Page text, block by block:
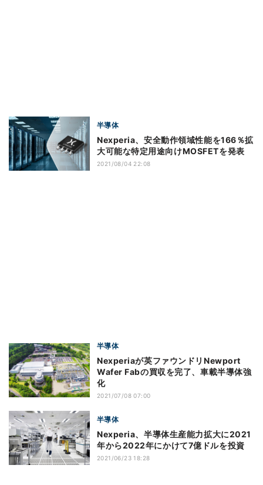
半導体
Nexperia、安全動作領域性能を166％拡
大可能な特定用途向けMOSFETを発表
2021/08/04 22:08
半導体
Nexperiaが英ファウンドリNewport
Wafer Fabの買収を完了、車載半導体強
化
2021/07/08 07:00
半導体
Nexperia、半導体生産能力拡大に2021
年から2022年にかけて7億ドルを投資
2021/06/23 18:28